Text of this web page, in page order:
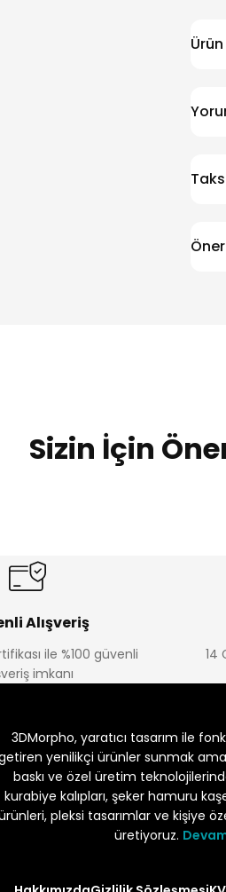
Sizin İçin
Alışveriş
ile %100 güvenli
imkanı
14
3DMorpho, yaratıcı tasarım ile
yenilikçi ürünler sunmak
baskı ve özel üretim
kurabiye kalıpları, şeker hamuru
pleksi tasarımlar ve kişiye
üretiyoruz.